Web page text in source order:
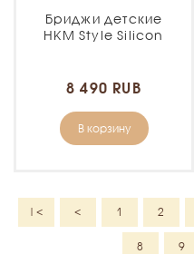
Бриджи детские
HKM Style Silicon
8 490 RUB
В корзину
|< < 1 2
8 9